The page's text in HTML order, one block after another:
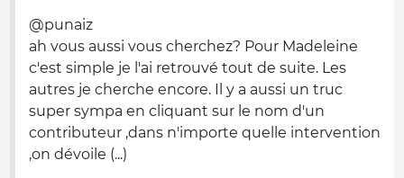
@punaiz
ah vous aussi vous cherchez? Pour Madeleine
c'est simple je l'ai retrouvé tout de suite. Les
autres je cherche encore. Il y a aussi un truc
super sympa en cliquant sur le nom d'un
contributeur ,dans n'importe quelle intervention
,on dévoile (...)